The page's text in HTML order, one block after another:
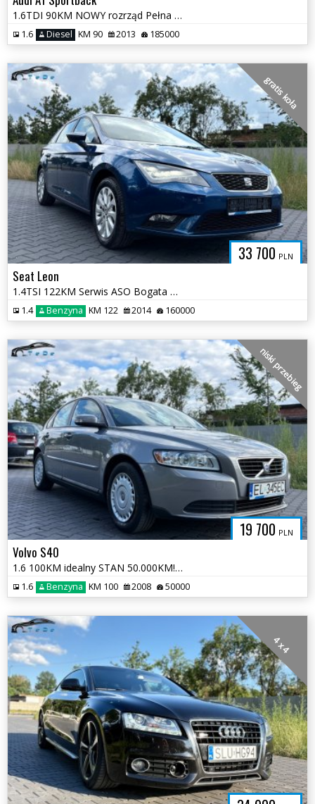
1.6TDI 90KM NOWY rozrząd Pełna Dokumentacja S-line x2 Opłaty
1.6 Diesel KM 90 2013 185000
33 700 PLN
gratis koła
Seat Leon
1.4TSI 122KM Serwis ASO Bogata Wersja 2 kpl KÓŁ Pełna Dokumentacja
1.4 Benzyna KM 122 2014 160000
19 700 PLN
niski przebieg
Volvo S40
1.6 100KM idealny STAN 50.000KM! Salon PL 1 właściciel oryginał ASO
1.6 Benzyna KM 100 2008 50000
4 x 4